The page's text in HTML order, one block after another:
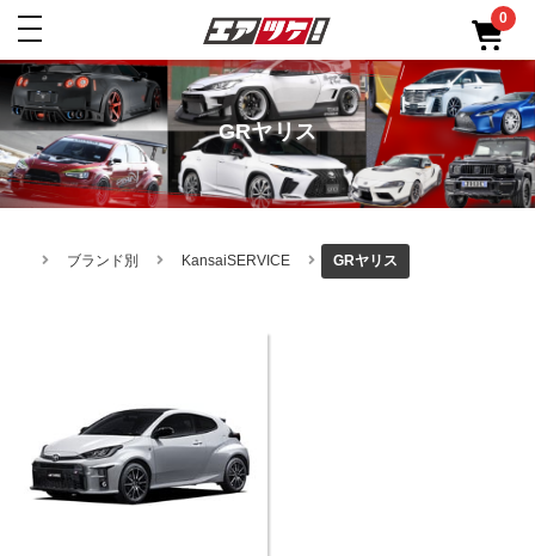
toggle
0
GRヤリス
ブランド別 KansaiSERVICE GRヤリス